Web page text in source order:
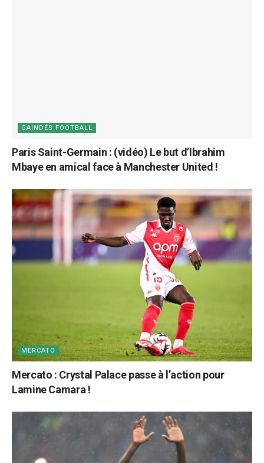
GAINDÉS FOOTBALL
Paris Saint-Germain : (vidéo) Le but d’Ibrahim
Mbaye en amical face à Manchester United !
MERCATO
Mercato : Crystal Palace passe à l’action pour
Lamine Camara !